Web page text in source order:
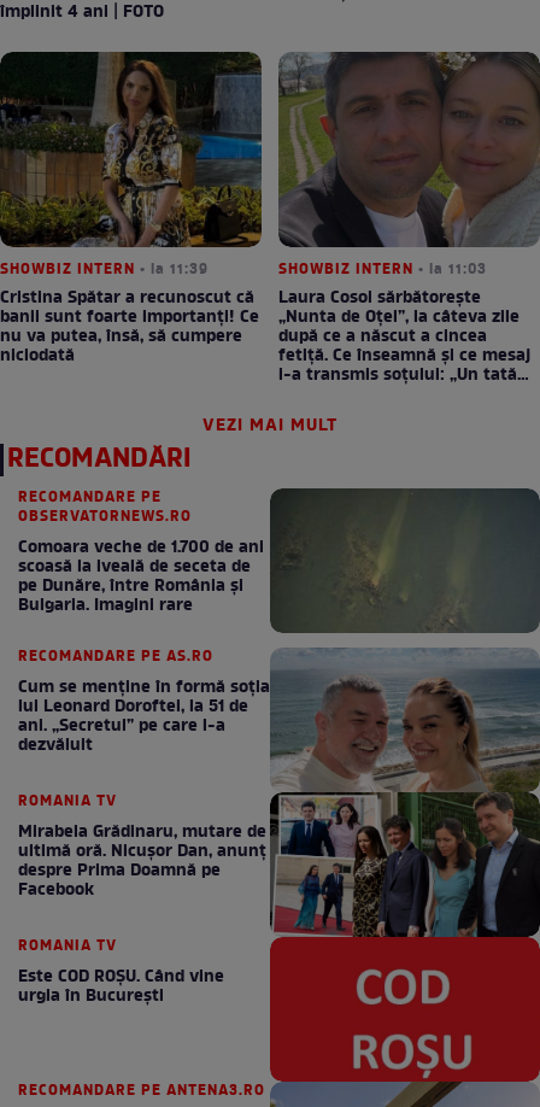
împlinit 4 ani | FOTO
SHOWBIZ INTERN • la 11:39
Cristina Spătar a recunoscut că
banii sunt foarte importanți! Ce
nu va putea, însă, să cumpere
niciodată
SHOWBIZ INTERN • la 11:03
Laura Cosoi sărbătorește
„Nunta de Oțel”, la câteva zile
după ce a născut a cincea
fetiță. Ce înseamnă și ce mesaj
i-a transmis soțului: „Un tată
VEZI MAI MULT
RECOMANDĂRI
RECOMANDARE PE
OBSERVATORNEWS.RO
Comoara veche de 1.700 de ani
scoasă la iveală de seceta de
pe Dunăre, între România şi
Bulgaria. Imagini rare
RECOMANDARE PE AS.RO
Cum se menţine în formă soţia
lui Leonard Doroftei, la 51 de
ani. „Secretul” pe care l-a
dezvăluit
ROMANIA TV
Mirabela Grădinaru, mutare de
ultimă oră. Nicuşor Dan, anunţ
despre Prima Doamnă pe
Facebook
ROMANIA TV
Este COD ROŞU. Când vine
urgia în Bucureşti
RECOMANDARE PE ANTENA3.RO